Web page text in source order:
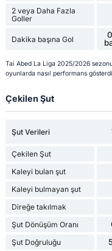
2 veya Daha Fazla
Goller
Dakika başına Gol
Tai Abed La Liga 2025/2026
oyunlarda nasıl performans
Çekilen Şut
Şut Verileri
Çekilen Şut
Kaleyi bulan şut
Kaleyi bulmayan şut
Direğe takılmak
Şut Dönüşüm Oranı
Şut Doğruluğu